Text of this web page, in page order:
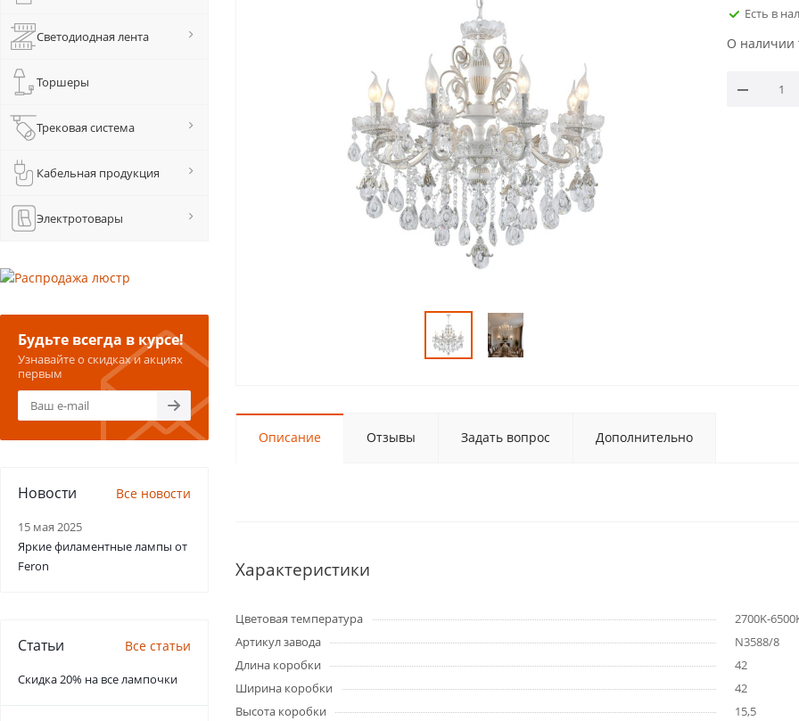
Есть в
О наличии
Описание Отзывы Задать вопрос Дополнительно
Характеристики
Цветовая температура
2700K-
Артикул завода
N3588/8
Длина коробки
42
Ширина коробки
42
Высота коробки
15,5
Светодиодная лента
Торшеры
Трековая система
Кабельная продукция
Электротовары
Будьте всегда в курсе!
Узнавайте о скидках и акциях
первым
Новости Все новости
15 мая 2025
Яркие филаментные лампы от
Feron
Статьи Все статьи
Скидка 20% на все лампочки